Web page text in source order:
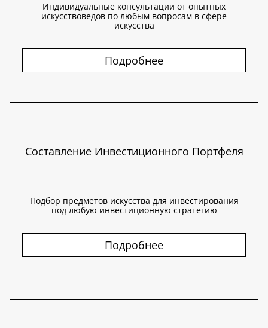
Индивидуальные консультации от опытных
искусствоведов по любым вопросам в сфере
искусства
Подробнее
Составление Инвестиционного Портфеля
Подбор предметов искусства для инвестирования
под любую инвестиционную стратегию
Подробнее